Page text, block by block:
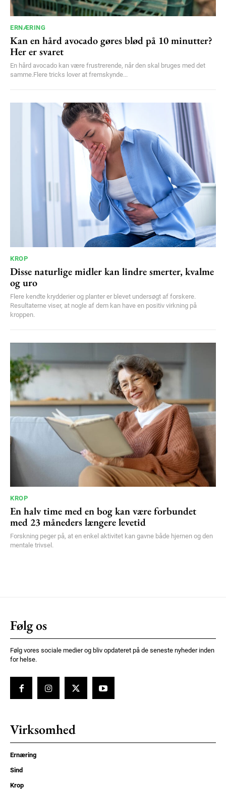
ERNÆRING
Kan en hård avocado gøres blød på 10 minutter?
Her er svaret
En hård avocado kan være frustrerende, når den skal bruges med det
samme.Flere tricks lover at fremskynde...
KROP
Disse naturlige midler kan lindre smerter, kvalme
og uro
Flere kendte krydderier og planter er blevet undersøgt af forskere.
Resultaterne viser, at nogle af dem kan have en positiv virkning på
kroppen.
KROP
En halv time med en bog kan være forbundet
med 23 måneders længere levetid
Forskning peger på, at en enkel aktivitet kan gavne både hjernen og den
mentale trivsel.
Følg os
Følg vores sociale medier og bliv opdateret på de seneste nyheder inden
for helse.
Virksomhed
Ernæring
Sind
Krop